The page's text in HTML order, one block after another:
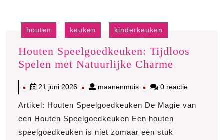
houten keuken kinderkeuken
Houten Speelgoedkeuken: Tijdloos
Spelen met Natuurlijke Charme
Tijdloos
Spelen
met
21 juni 202621
2026
maanenmuismaanenmuis
0 reactie
Artikel: Houten Speelgoedkeuken De Magie van
een Houten Speelgoedkeuken Een houten
speelgoedkeuken is niet zomaar een stuk